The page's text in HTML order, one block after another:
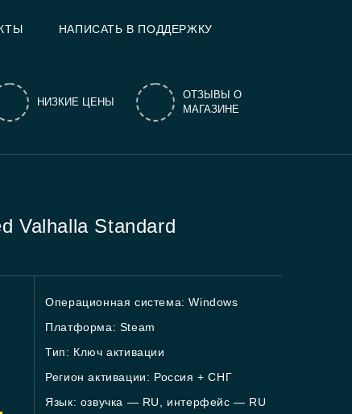
НАПИСАТЬ В ПОДДЕРЖКУ
НИЗКИЕ ЦЕНЫ
ОТЗЫВЫ О
МАГАЗИНЕ
Valhalla Standard
Операционная система: Windows
Платформа: Steam
Тип: Ключ активации
Регион активации: Россия + СНГ
Язык: озвучка — RU, интерфейс — RU